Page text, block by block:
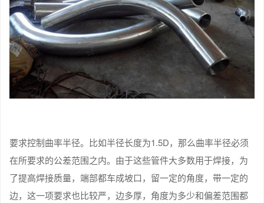
要求控制曲率半径。比如半径长度为1.5D，那么曲率半径必须
在所要求的公差范围之内。由于这些管件大多数用于焊接，为
了提高焊接质量，端部都车成坡口，留一定的角度，带一定的
边，这一项要求也比较严，边多厚，角度为多少和偏差范围都